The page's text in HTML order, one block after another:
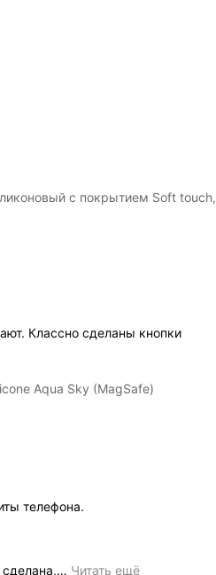
с покрытием Soft touch,
Классно сделаны кнопки
Aqua Sky (MagSafe)
телефона.
… Читать ещё